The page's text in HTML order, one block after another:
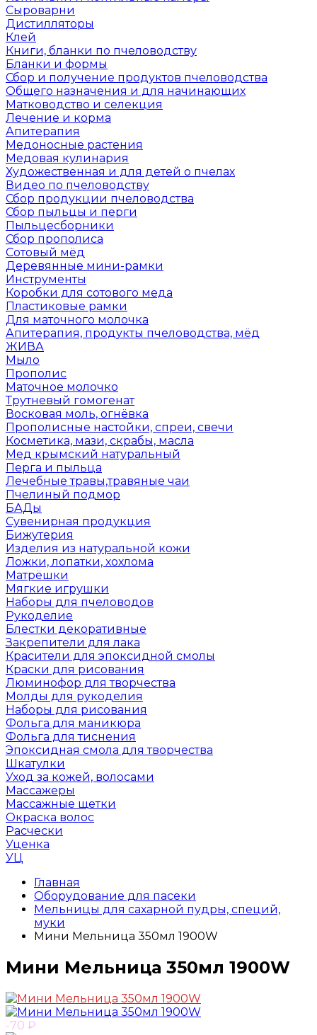
Сыроварни
Дистилляторы
Клей
Книги, бланки по пчеловодству
Бланки и формы
Сбор и получение продуктов пчеловодства
Общего назначения и для начинающих
Матководство и селекция
Лечение и корма
Апитерапия
Медоносные растения
Медовая кулинария
Художественная и для детей о пчелах
Видео по пчеловодству
Сбор продукции пчеловодства
Сбор пыльцы и перги
Пыльцесборники
Сбор прополиса
Сотовый мёд
Деревянные мини-рамки
Инструменты
Коробки для сотового меда
Пластиковые рамки
Для маточного молочка
Апитерапия, продукты пчеловодства, мёд
ЖИВА
Мыло
Прополис
Маточное молочко
Трутневый гомогенат
Восковая моль, огнёвка
Прополисные настойки, спреи, свечи
Косметика, мази, скрабы, масла
Мед крымский натуральный
Перга и пыльца
Лечебные травы,травяные чаи
Пчелиный подмор
БАДы
Сувенирная продукция
Бижутерия
Изделия из натуральной кожи
Ложки, лопатки, хохлома
Матрёшки
Мягкие игрушки
Наборы для пчеловодов
Рукоделие
Блестки декоративные
Закрепители для лака
Красители для эпоксидной смолы
Краски для рисования
Люминофор для творчества
Молды для рукоделия
Наборы для рисования
Фольга для маникюра
Фольга для тиснения
Эпоксидная смола для творчества
Шкатулки
Уход за кожей, волосами
Массажеры
Массажные щетки
Окраска волос
Расчески
Уценка
УЦ
Главная
Оборудование для пасеки
Мельницы для сахарной пудры, специй,
муки
Мини Мельница 350мл 1900W
Мини Мельница 350мл 1900W
-70 ₽